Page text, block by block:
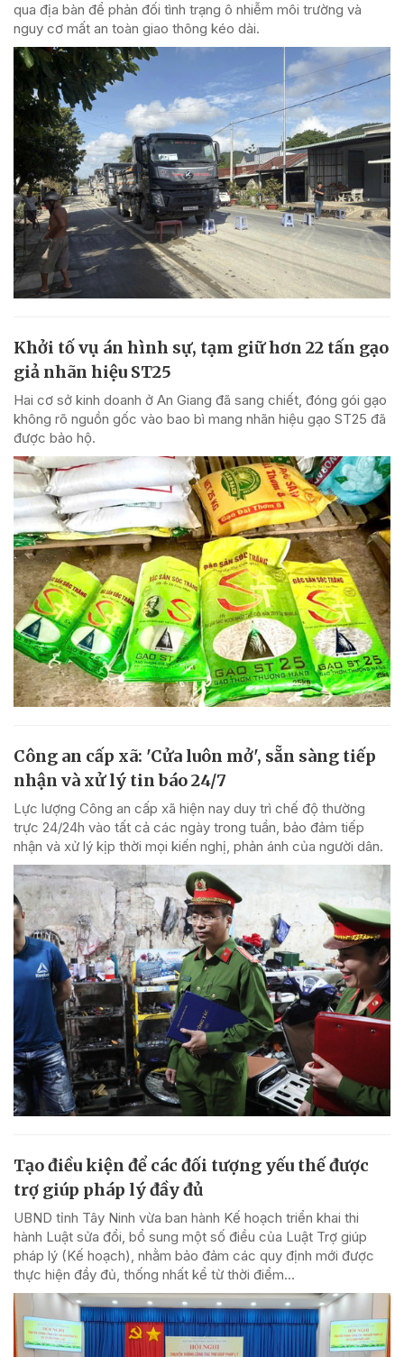
qua địa bàn để phản đối tình trạng ô nhiễm môi trường và
nguy cơ mất an toàn giao thông kéo dài.
Khởi tố vụ án hình sự, tạm giữ hơn 22 tấn gạo
giả nhãn hiệu ST25
Hai cơ sở kinh doanh ở An Giang đã sang chiết, đóng gói gạo
không rõ nguồn gốc vào bao bì mang nhãn hiệu gạo ST25 đã
được bảo hộ.
Công an cấp xã: 'Cửa luôn mở', sẵn sàng tiếp
nhận và xử lý tin báo 24/7
Lực lượng Công an cấp xã hiện nay duy trì chế độ thường
trực 24/24h vào tất cả các ngày trong tuần, bảo đảm tiếp
nhận và xử lý kịp thời mọi kiến nghị, phản ánh của người dân.
Tạo điều kiện để các đối tượng yếu thế được
trợ giúp pháp lý đầy đủ
UBND tỉnh Tây Ninh vừa ban hành Kế hoạch triển khai thi
hành Luật sửa đổi, bổ sung một số điều của Luật Trợ giúp
pháp lý (Kế hoạch), nhằm bảo đảm các quy định mới được
thực hiện đầy đủ, thống nhất kể từ thời điểm...